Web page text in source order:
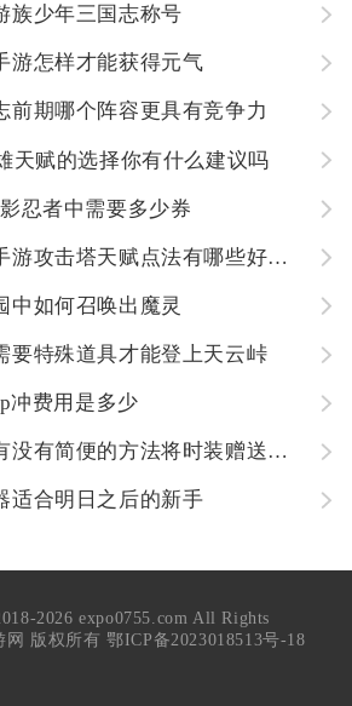
族少年三国志称号
游怎样才能获得元气
前期哪个阵容更具有竞争力
天赋的选择你有什么建议吗
忍者中需要多少券
攻击塔天赋点法有哪些好的选择
中如何召唤出魔灵
要特殊道具才能登上天云峠
冲费用是多少
有简便的方法将时装赠送给好友
适合明日之后的新手
2026 expo0755.com All Rights
网 版权所有鄂ICP备2023018513号-18